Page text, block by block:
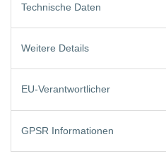
Technische Daten
Weitere Details
EU-Verantwortlicher
GPSR Informationen